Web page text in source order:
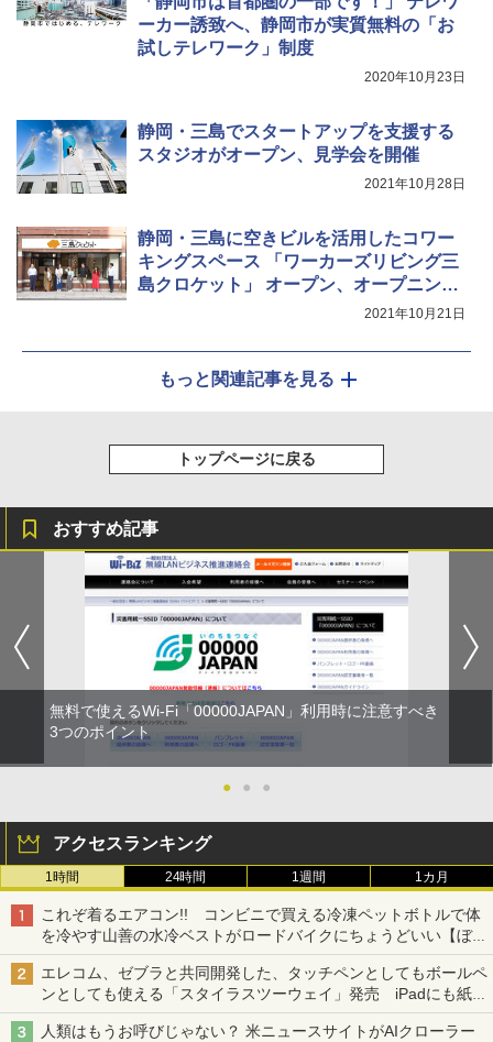
ーカー誘致へ、静岡市が実質無料の「お
試しテレワーク」制度
2020年10月23日
静岡・三島でスタートアップを支援する
スタジオがオープン、見学会を開催
2021年10月28日
静岡・三島に空きビルを活用したコワー
キングスペース 「ワーカーズリビング三
島クロケット」 オープン、オープニング
2021年10月21日
もっと関連記事を見る
トップページに戻る
おすすめ記事
無料で使えるWi-Fi「00000JAPAN」利用時に注意すべき
3つのポイント
● ● ●
アクセスランキング
1時間 24時間 1週間 1カ月
これぞ着るエアコン!! コンビニで買える冷凍ペットボトルで体
を冷やす山善の水冷ベストがロードバイクにちょうどいい【ぼっ
ち・ざ・ろーど！その14】【空いた時間でなにしてる？】
エレコム、ゼブラと共同開発した、タッチペンとしてもボールペ
ンとしても使える「スタイラスツーウェイ」発売 iPadにも紙に
も、持ち替えずに書き込める
人類はもうお呼びじゃない？ 米ニュースサイトがAIクローラー